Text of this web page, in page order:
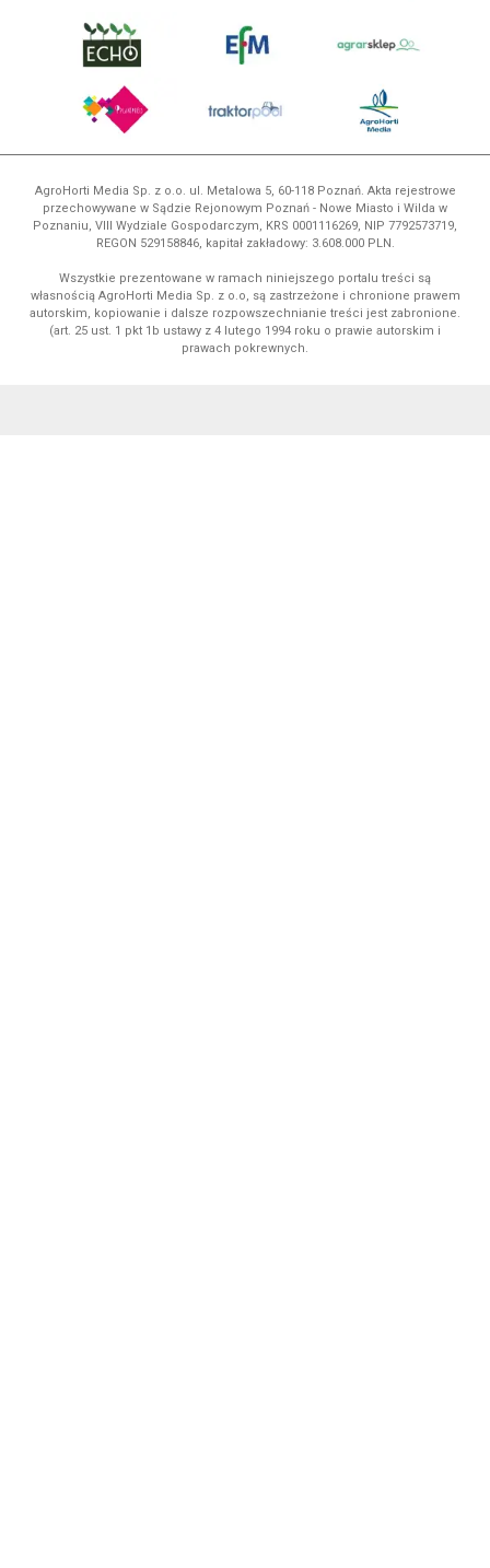
AgroHorti Media Sp. z o.o. ul. Metalowa 5, 60-118 Poznań. Akta rejestrowe
przechowywane w Sądzie Rejonowym Poznań - Nowe Miasto i Wilda w
Poznaniu, VIII Wydziale Gospodarczym, KRS 0001116269, NIP 7792573719,
REGON 529158846, kapitał zakładowy: 3.608.000 PLN.
Wszystkie prezentowane w ramach niniejszego portalu treści są
własnością AgroHorti Media Sp. z o.o, są zastrzeżone i chronione prawem
autorskim, kopiowanie i dalsze rozpowszechnianie treści jest zabronione.
(art. 25 ust. 1 pkt 1b ustawy z 4 lutego 1994 roku o prawie autorskim i
prawach pokrewnych.